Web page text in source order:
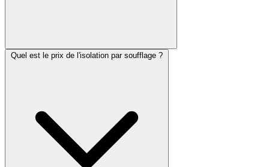
Quel est le prix de l'isolation par soufflage ?